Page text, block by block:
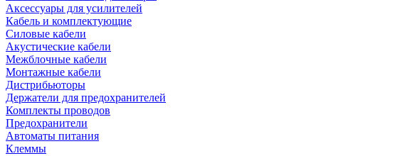
Аксессуары для усилителей
Кабель и комплектующие
Силовые кабели
Акустические кабели
Межблочные кабели
Монтажные кабели
Дистрибьюторы
Держатели для предохранителей
Комплекты проводов
Предохранители
Автоматы питания
Клеммы